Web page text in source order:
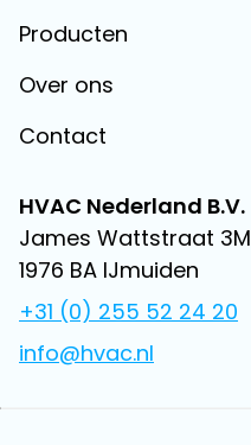
Producten
Over ons
Contact
HVAC Nederland B.V.
James Wattstraat 3M
1976 BA IJmuiden
+31 (0) 255 52 24 20
info@hvac.nl